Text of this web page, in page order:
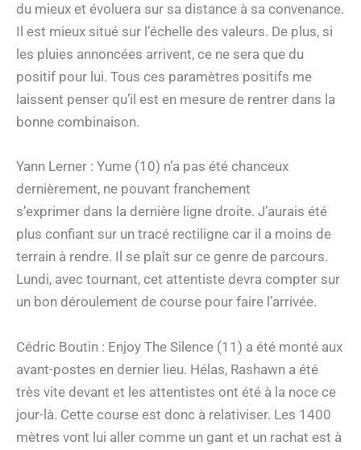
du mieux et évoluera sur sa distance à sa convenance.
Il est mieux situé sur l’échelle des valeurs. De plus, si
les pluies annoncées arrivent, ce ne sera que du
positif pour lui. Tous ces paramètres positifs me
laissent penser qu’il est en mesure de rentrer dans la
bonne combinaison.
Yann Lerner : Yume (10) n’a pas été chanceux
dernièrement, ne pouvant franchement
s’exprimer dans la dernière ligne droite. J’aurais été
plus confiant sur un tracé rectiligne car il a moins de
terrain à rendre. Il se plaît sur ce genre de parcours.
Lundi, avec tournant, cet attentiste devra compter sur
un bon déroulement de course pour faire l’arrivée.
Cédric Boutin : Enjoy The Silence (11) a été monté aux
avant-postes en dernier lieu. Hélas, Rashawn a été
très vite devant et les attentistes ont été à la noce ce
jour-là. Cette course est donc à relativiser. Les 1400
mètres vont lui aller comme un gant et un rachat est à